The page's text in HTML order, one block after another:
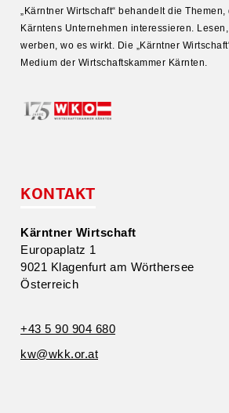
„Kärntner Wirtschaft“ behandelt die Themen,
Kärntens Unter­nehmen inter­es­sieren.
werben, wo es wirkt. Die „Kärntner
Medium der Wirtschafts­kammer Kärnten.
KONTAKT
Kärntner Wirtschaft
Europa­platz 1
9021 Klagenfurt am Wörthersee
Öster­reich
+43 5 90 904 680
kw@​wkk.​or.​at